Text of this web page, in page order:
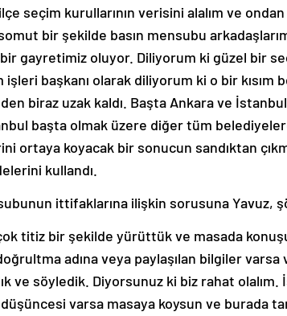
seçim kurullarının verisini alalım ve
bir şekilde basın mensubu
bir gayretimiz oluyor. Diliyorum ki güzel bir
işleri başkanı olarak diliyorum ki o bir kısım
biraz uzak kaldı. Başta Ankara ve
başta olmak üzere diğer tüm
ortaya koyacak bir sonucun sandıktan
kullandı.
ittifaklarına ilişkin sorusuna Yavuz,
titiz bir şekilde yürüttük ve masada
adına veya paylaşılan bilgiler
ve söyledik. Diyorsunuz ki biz rahat olalım.
varsa masaya koysun ve burada